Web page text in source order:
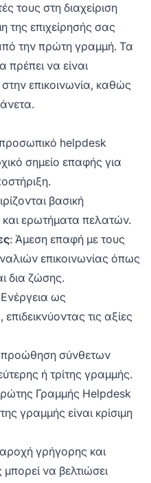
τους στη διαχείριση
της επιχείρησής σας
την πρώτη γραμμή. Τα
να είναι
επικοινωνία, καθώς
helpdesk
σημείο επαφής για
βασική
ερωτήματα πελατών.
: Άμεση επαφή με τους
επικοινωνίας όπως
δια ζώσης.
ως
τις αξίες
προώθηση σύνθετων
ή τρίτης γραμμής.
Γραμμής Helpdesk
γραμμής είναι κρίσιμη
γρήγορης και
να βελτιώσει